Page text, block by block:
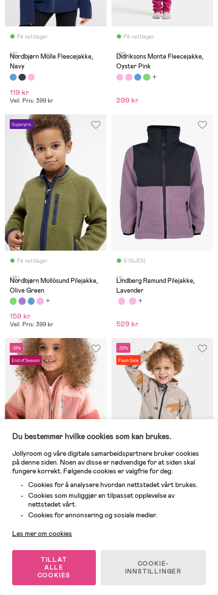
På nettlager
(0)
Nordbjørn Mölle Fleecejakke,
Navy
119 kr
Veil. Pris: 399 kr
På nettlager
(21)
Didriksons Monte Fleecejakke,
Oyster Pink
299 kr
Superpris
På nettlager
(13)
Nordbjørn Mollösund Pilejakke,
Olive Green
159 kr
Veil. Pris: 399 kr
9 IGJEN
(1)
Lindberg Ramund Pilejakke,
Lavender
529 kr
-13%
End of Season
På nettlager
Viking Playtime Pilejakke, Rosa
419 kr
Veil. Pris: 799 kr
-35%
Flash Sale
På nettlager
Winter Ocean Multi
Du bestemmer hvilke cookies som kan brukes.
Jollyroom og våre digitale samarbeidspartnere bruker cookies
på denne siden. Noen av disse er nødvendige for at siden skal
fungere korrekt. Følgende cookies er valgfrie for deg:
Cookies for å analysere hvordan nettstedet vårt brukes.
Cookies som muliggjør en tilpasset opplevelse av
nettstedet vårt.
Cookies for annonsering og sosiale medier.
Les mer om cookies
TILLAT
ALLE
COOKIES
COOKIE-
INNSTILLINGER